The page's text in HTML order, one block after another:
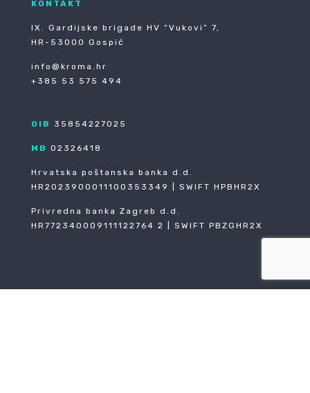
KONTAKT
IX. Gardijske brigade HV ”Vukovi” 7,
HR-53000 Gospić
info@kroma.hr
+385 53 575 494
OIB 35854227025
MB 02326418
Hrvatska poštanska banka d.d.
HR2023900011100353349 | SWIFT HPBHR2X
Privredna banka Zagreb d.d.
HR772340009111122764 2 | SWIFT PBZGHR2X